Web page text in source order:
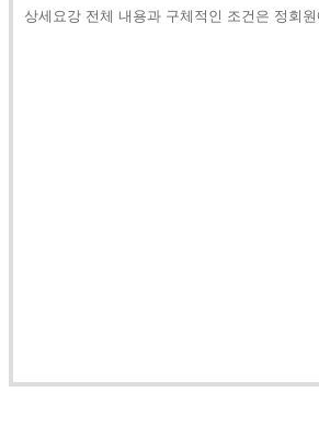
상세요강 전체 내용과 구체적인 조건은 정회